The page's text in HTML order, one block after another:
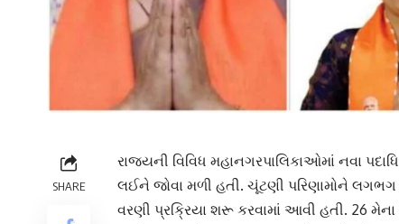
SHARE
રાજ્યની વિવિધ મહાનગરપાલિકાઓમાં નવા
લઈને જોવા મળી હતી. ચૂંટણી પરિણામોને લગભગ
વરણી પ્રક્રિયા શરૂ કરવામાં આવી હતી. 26